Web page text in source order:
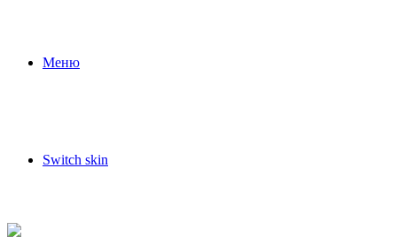
Меню
Switch skin